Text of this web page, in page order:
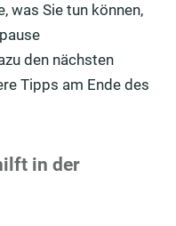
was Sie tun können,
den nächsten
Tipps am Ende des
in der